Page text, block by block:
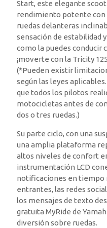
Start, este elegante
rendimiento potente con
ruedas delanteras
sensación de estabilidad
como la puedes conducir
¡moverte con la Tricity
(*Pueden existir
según las leyes
que todos los pilotos
motocicletas antes de
dos o tres ruedas.)
Su parte ciclo, con una
una amplia plataforma
altos niveles de confort
instrumentación LCD
notificaciones en tiempo
entrantes, las redes
los mensajes de texto
gratuita MyRide de
diversión sobre ruedas.